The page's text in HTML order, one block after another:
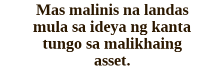
Mas malinis na landas
mula sa ideya ng kanta
tungo sa malikhaing
asset.